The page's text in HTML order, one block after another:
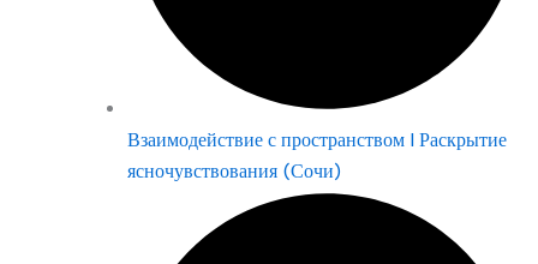
Взаимодействие с пространством | Раскрытие
ясночувствования (Сочи)